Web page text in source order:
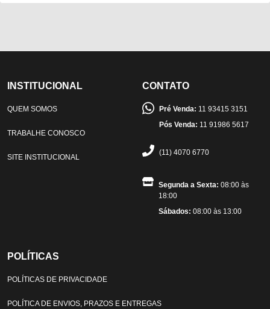
INSTITUCIONAL
QUEM SOMOS
TRABALHE CONOSCO
SITE INSTITUCIONAL
CONTATO
Pré Venda: 11 93415 3151
Pós Venda: 11 91986 5617
(11) 4070 6770
Segunda a Sexta: 08:00 às
18:00
Sábados: 08:00 às 13:00
POLÍTICAS
POLÍTICAS DE PRIVACIDADE
POLÍTICA DE ENVIOS, PRAZOS E ENTREGAS